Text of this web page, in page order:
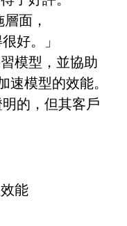
面，
好。」
模型，並協助
速模型的效能。
的，但其客戶
能